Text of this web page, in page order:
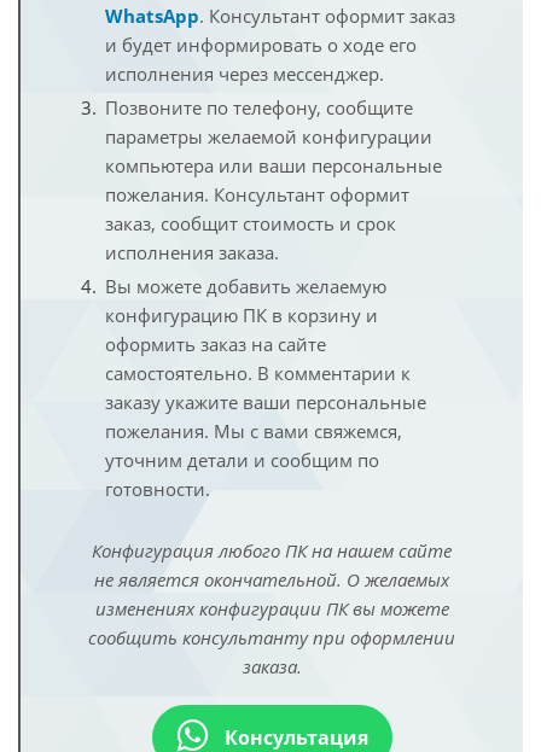
WhatsApp. Консультант оформит заказ
и будет информировать о ходе его
исполнения через мессенджер.
Позвоните по телефону, сообщите
параметры желаемой конфигурации
компьютера или ваши персональные
пожелания. Консультант оформит
заказ, сообщит стоимость и срок
исполнения заказа.
Вы можете добавить желаемую
конфигурацию ПК в корзину и
оформить заказ на сайте
самостоятельно. В комментарии к
заказу укажите ваши персональные
пожелания. Мы с вами свяжемся,
уточним детали и сообщим по
готовности.
Конфигурация любого ПК на нашем сайте
не является окончательной. О желаемых
изменениях конфигурации ПК вы можете
сообщить консультанту при оформлении
заказа.
Консультация